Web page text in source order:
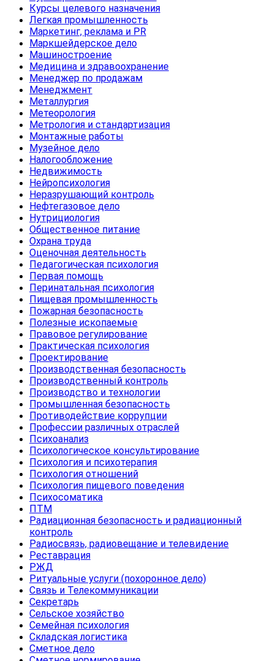
Курсы целевого назначения
Легкая промышленность
Маркетинг, реклама и PR
Маркшейдерское дело
Машиностроение
Медицина и здравоохранение
Менеджер по продажам
Менеджмент
Металлургия
Метеорология
Метрология и стандартизация
Монтажные работы
Музейное дело
Налогообложение
Недвижимость
Нейропсихология
Неразрушающий контроль
Нефтегазовое дело
Нутрициология
Общественное питание
Охрана труда
Оценочная деятельность
Педагогическая психология
Первая помощь
Перинатальная психология
Пищевая промышленность
Пожарная безопасность
Полезные ископаемые
Правовое регулирование
Практическая психология
Проектирование
Производственная безопасность
Производственный контроль
Производство и технологии
Промышленная безопасность
Противодействие коррупции
Профессии различных отраслей
Психоанализ
Психологическое консультирование
Психология и психотерапия
Психология отношений
Психология пищевого поведения
Психосоматика
ПТМ
Радиационная безопасность и радиационный
контроль
Радиосвязь, радиовещание и телевидение
Реставрация
РЖД
Ритуальные услуги (похоронное дело)
Связь и Телекоммуникации
Секретарь
Сельское хозяйство
Семейная психология
Складская логистика
Сметное дело